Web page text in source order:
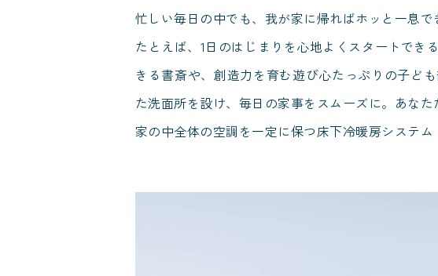
忙しい毎日の中でも、我が家に帰ればホッと一息で
たとえば、1日のはじまりを心地よくスタートで
きる書斎や、創造力を育む遊び心たっぷりの子ど
た洗面所を設け、毎日の家事をスムーズに。あなた
家の中全体の空調を一定に保つ床下冷暖房システ